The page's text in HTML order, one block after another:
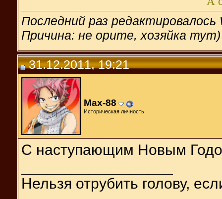
Последний раз
Причина: не орите, хозяйка тут)
31.12.2011, 19:21
Max-88
Историческая личность
С наступающим Новым
Нельзя отрубить голову,